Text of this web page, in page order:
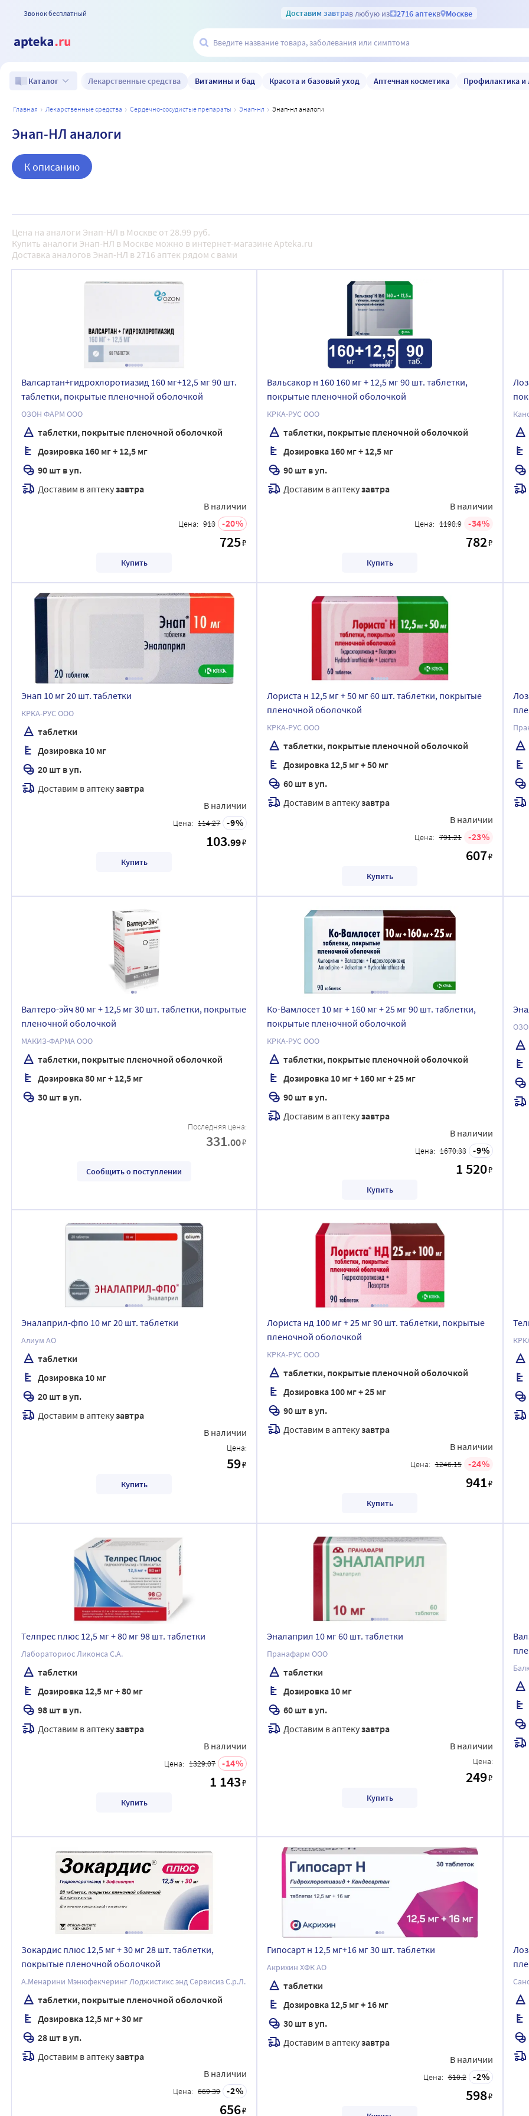
Звонок бесплатный Доставим завтрав любую из 2716 аптекв Москве
Каталог Лекарственные средства Витамины и бад Красота и базовый уход Аптечная косметика Профилактика и
главная лекарственные средства сердечно-сосудистые препараты энап-нл энап-нл аналоги
Энап-НЛ аналоги
К описанию
Цена на аналоги Энап-НЛ в Москве от 28.99 руб.
Купить аналоги Энап-НЛ в Москве можно в интернет-магазине Apteka.ru
Доставка аналогов Энап-НЛ в 2716 аптек рядом с вами
Валсартан+гидрохлоротиазид 160 мг+12,5 мг 90 шт.
таблетки, покрытые пленочной оболочкой
ОЗОН ФАРМ ООО
таблетки, покрытые пленочной оболочкой
Дозировка 160 мг + 12,5 мг
90 шт в уп.
Доставим в аптекузавтра
В наличии
Цена: 913 20
725₽
Купить
Вальсакор н 160 160 мг + 12,5 мг 90 шт. таблетки,
покрытые пленочной оболочкой
КРКА-РУС ООО
таблетки, покрытые пленочной оболочкой
Дозировка 160 мг + 12,5 мг
90 шт в уп.
Доставим в аптекузавтра
В наличии
Цена: 1198.9 34
782₽
Купить
Энап 10 мг 20 шт. таблетки
КРКА-РУС ООО
таблетки
Дозировка 10 мг
20 шт в уп.
Доставим в аптекузавтра
В наличии
Цена: 114.27 9
103.99₽
Купить
Лориста н 12,5 мг + 50 мг 60 шт. таблетки, покрытые
пленочной оболочкой
КРКА-РУС ООО
таблетки, покрытые пленочной оболочкой
Дозировка 12,5 мг + 50 мг
60 шт в уп.
Доставим в аптекузавтра
В наличии
Цена: 791.21 23
607₽
Купить
Валтеро-эйч 80 мг + 12,5 мг 30 шт. таблетки, покрытые
пленочной оболочкой
МАКИЗ-ФАРМА ООО
таблетки, покрытые пленочной оболочкой
Дозировка 80 мг + 12,5 мг
30 шт в уп.
Последняя цена:
331.00₽
Сообщить о поступлении
Ко-Вамлосет 10 мг + 160 мг + 25 мг 90 шт. таблетки,
покрытые пленочной оболочкой
КРКА-РУС ООО
таблетки, покрытые пленочной оболочкой
Дозировка 10 мг + 160 мг + 25 мг
90 шт в уп.
Доставим в аптекузавтра
В наличии
Цена: 1670.33 9
1 520₽
Купить
Эналаприл-фпо 10 мг 20 шт. таблетки
Алиум АО
таблетки
Дозировка 10 мг
20 шт в уп.
Доставим в аптекузавтра
В наличии
Цена:
59₽
Купить
Лориста нд 100 мг + 25 мг 90 шт. таблетки, покрытые
пленочной оболочкой
КРКА-РУС ООО
таблетки, покрытые пленочной оболочкой
Дозировка 100 мг + 25 мг
90 шт в уп.
Доставим в аптекузавтра
В наличии
Цена: 1246.15 24
941₽
Купить
Телпрес плюс 12,5 мг + 80 мг 98 шт. таблетки
Лабораториос Ликонса С.А.
таблетки
Дозировка 12,5 мг + 80 мг
98 шт в уп.
Доставим в аптекузавтра
В наличии
Цена: 1329.07 14
1 143₽
Купить
Эналаприл 10 мг 60 шт. таблетки
Пранафарм ООО
таблетки
Дозировка 10 мг
60 шт в уп.
Доставим в аптекузавтра
В наличии
Цена:
249₽
Купить
Зокардис плюс 12,5 мг + 30 мг 28 шт. таблетки,
покрытые пленочной оболочкой
А.Менарини Мэнюфекчеринг Лоджистикс энд Сервисиз С.р.Л.
таблетки, покрытые пленочной оболочкой
Дозировка 12,5 мг + 30 мг
28 шт в уп.
Доставим в аптекузавтра
В наличии
Цена: 669.39 2
656₽
Гипосарт н 12,5 мг+16 мг 30 шт. таблетки
Акрихин ХФК АО
таблетки
Дозировка 12,5 мг + 16 мг
30 шт в уп.
Доставим в аптекузавтра
В наличии
Цена: 610.2 2
598₽